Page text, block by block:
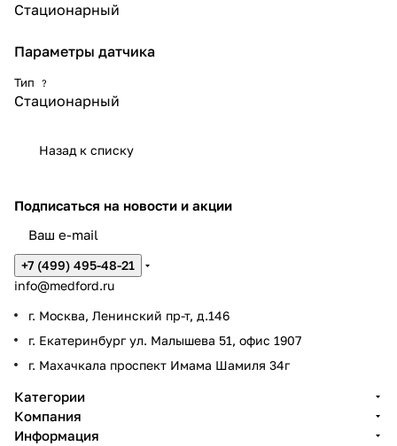
Стационарный
Параметры датчика
Тип ?
Стационарный
Назад к списку
Подписаться на новости и акции
+7 (499) 495-48-21
info@medford.ru
г. Москва, Ленинский пр-т, д.146
г. Екатеринбург ул. Малышева 51, офис 1907
г. Махачкала проспект Имама Шамиля 34г
Категории
Компания
Информация